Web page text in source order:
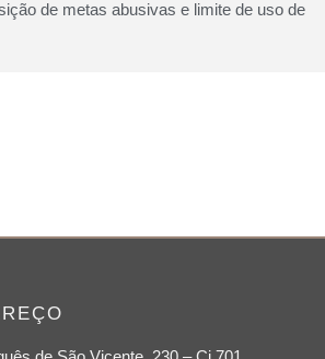
de metas abusivas e limite de uso de